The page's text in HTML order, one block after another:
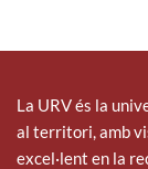
La URV és la
al territori, amb
excel·lent en la